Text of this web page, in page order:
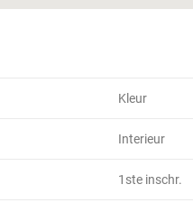
Kleur
Interieur
1ste inschr.